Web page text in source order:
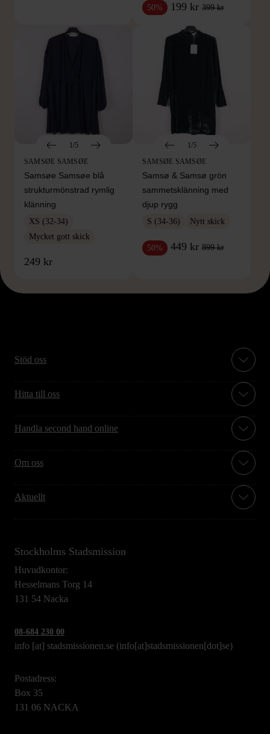
50% 199 kr 399 kr
1/5
SAMSØE SAMSØE
Samsøe Samsøe blå
strukturmönstrad rymlig
klänning
XS (32-34)
Mycket gott skick
249 kr
1/5
SAMSØE SAMSØE
Samsø & Samsø grön
sammetsklänning med
djup rygg
S (34-36) Nytt skick
50% 449 kr 899 kr
Stöd oss
Hitta till oss
Handla second hand online
Om oss
Aktuellt
Stockholms Stadsmission
Huvudkontor:
Hesselmans Torg 14
131 54 Nacka
08-684 230 00
info [at] stadsmissionen.se (info[at]stadsmissionen[dot]se)
Postadress:
Box 35
131 06 NACKA